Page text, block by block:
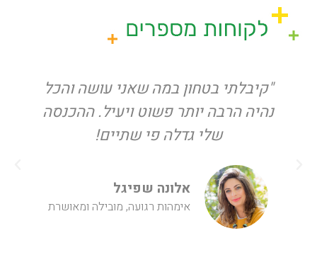
"קיבלתי בטחון במה שאני עושה והכל
נהיה הרבה יותר פשוט ויעיל. ההכנסה
שלי גדלה פי שתיים!
אלונה שפיגל
אימהות רגועה, מובילה ומאושרת